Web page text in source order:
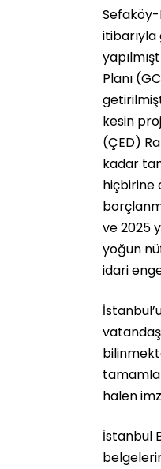
Sefaköy-
Planı
kesin
(ÇED)
kadar
hiçbirine
ve 2025
yoğun
idari
halen
İstanbul